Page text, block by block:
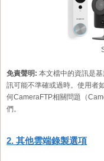
免責聲明: 本文檔中的資訊是
訊可能不準確或過時。使用者
何CameraFTP相關問題（
們。
2. 其他雲端錄製選項